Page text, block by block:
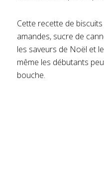
Cette recette de
amandes, sucre de
les saveurs de Noël et
même les débutants
bouche.